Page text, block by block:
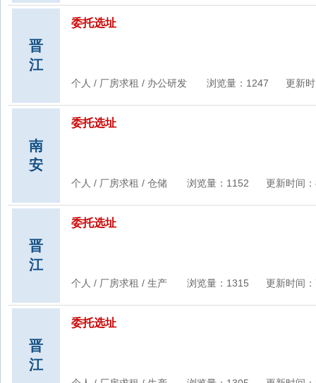
晋
江
委托选址
个人 / 厂房求租 / 办公研发 浏览量：1247 更新时
南
安
委托选址
个人 / 厂房求租 / 仓储 浏览量：1152 更新时间：
晋
江
委托选址
个人 / 厂房求租 / 生产 浏览量：1315 更新时间：
晋
江
委托选址